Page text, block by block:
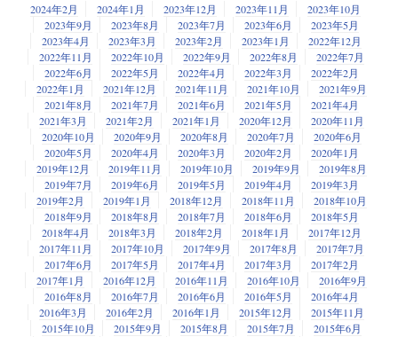
2024年2月 2024年1月 2023年12月 2023年11月
2023年10月
2023年9月
2023年8月 2023年7月 2023年6月
2023年5月
2023年4月
2023年3月 2023年2月 2023年1月
2022年12月
2022年11月
2022年10月 2022年9月 2022年8月
2022年7月
2022年6月
2022年5月 2022年4月 2022年3月
2022年2月
2022年1月
2021年12月 2021年11月 2021年10月
2021年9月
2021年8月
2021年7月 2021年6月 2021年5月
2021年4月
2021年3月
2021年2月 2021年1月 2020年12月
2020年11月
2020年10月
2020年9月 2020年8月 2020年7月
2020年6月
2020年5月
2020年4月 2020年3月 2020年2月
2020年1月
2019年12月
2019年11月 2019年10月 2019年9月
2019年8月
2019年7月
2019年6月 2019年5月 2019年4月
2019年3月
2019年2月
2019年1月 2018年12月 2018年11月
2018年10月
2018年9月
2018年8月 2018年7月 2018年6月
2018年5月
2018年4月
2018年3月 2018年2月 2018年1月
2017年12月
2017年11月
2017年10月 2017年9月 2017年8月
2017年7月
2017年6月
2017年5月 2017年4月 2017年3月
2017年2月
2017年1月
2016年12月 2016年11月 2016年10月
2016年9月
2016年8月
2016年7月 2016年6月 2016年5月
2016年4月
2016年3月
2016年2月 2016年1月 2015年12月
2015年11月
2015年10月
2015年9月 2015年8月 2015年7月
2015年6月